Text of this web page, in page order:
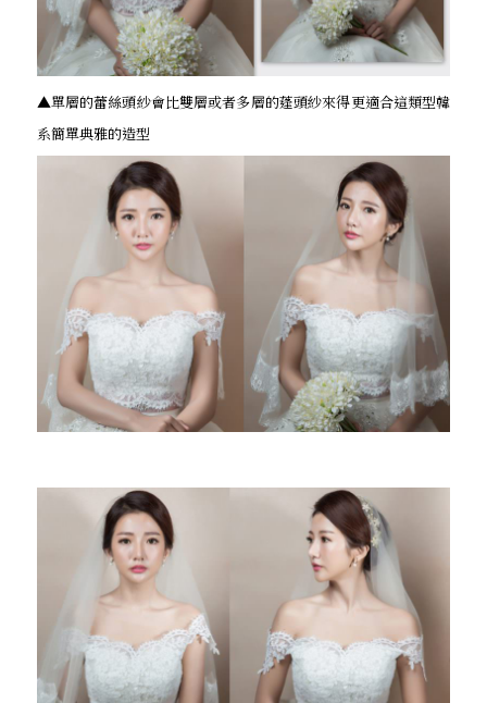
▲單層的蕾絲頭紗會比雙層或者多層的蓬頭紗來得更適合這類型韓
系簡單典雅的造型